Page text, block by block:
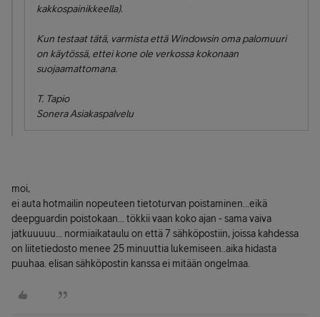
kakkospainikkeella).
Kun testaat tätä, varmista että Windowsin oma palomuuri
on käytössä, ettei kone ole verkossa kokonaan
suojaamattomana.
T. Tapio
Sonera Asiakaspalvelu
moi,
ei auta hotmailin nopeuteen tietoturvan poistaminen...eikä
deepguardin poistokaan... tökkii vaan koko ajan - sama vaiva
jatkuuuuu... normiaikataulu on että 7 sähköpostiin, joissa kahdessa
on liitetiedosto menee 25 minuuttia lukemiseen..aika hidasta
puuhaa. elisan sähköpostin kanssa ei mitään ongelmaa.